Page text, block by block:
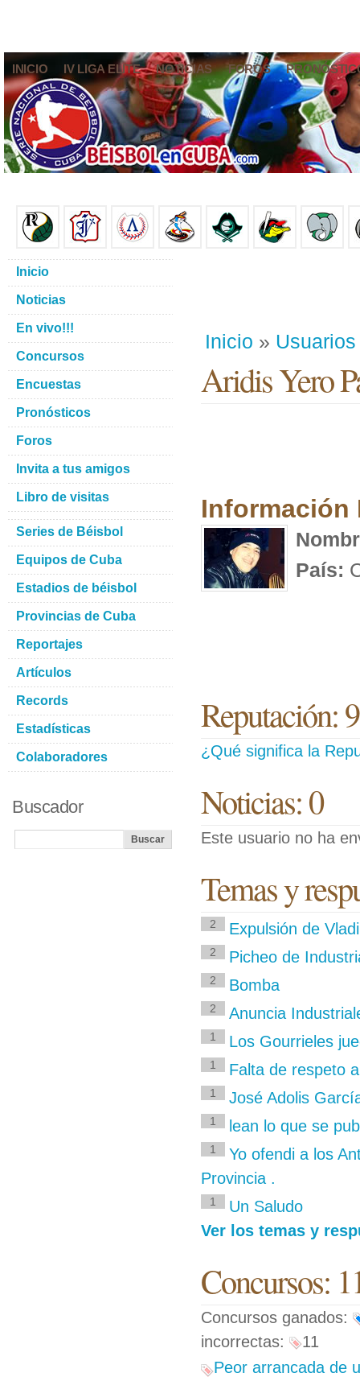
INICIO IV LIGA ELITE NOTICIAS FOROS
Inicio » Usuarios
Aridis Yero
Información
País:
Reputación:
¿Qué significa la
Noticias: 0
Este usuario no ha
Temas y
2 Expulsión de
2 Picheo de
2 Bomba
2 Anuncia
1 Los Gourrieles
1 Falta de respeto
1 José Adolis
1 lean lo que se
1
Yo ofendi a los
Provincia .
1
Un Saludo
Ver los temas y
Concursos:
Concursos ganados:
incorrectas:
11
Peor arrancada de
Inicio
Noticias
En vivo!!!
Concursos
Encuestas
Pronósticos
Foros
Invita a tus amigos
Libro de visitas
Series de Béisbol
Equipos de Cuba
Estadios de béisbol
Provincias de Cuba
Reportajes
Artículos
Records
Estadísticas
Colaboradores
Buscador